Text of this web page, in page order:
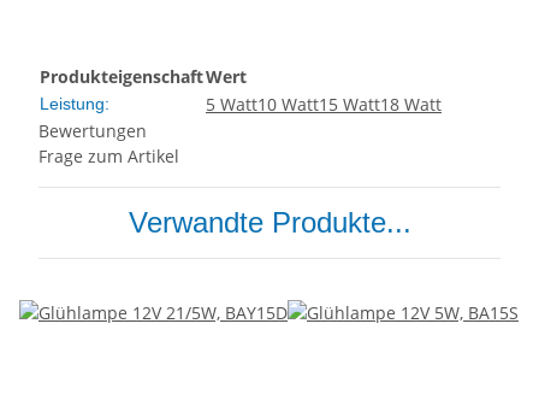
ProdukteigenschaftWert
Leistung: 5 Watt10 Watt15 Watt18 Watt
Bewertungen
Frage zum Artikel
Verwandte Produkte...